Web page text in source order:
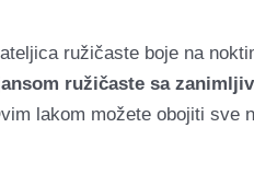
ružičaste boje na
ružičaste sa
lakom možete obojiti sve